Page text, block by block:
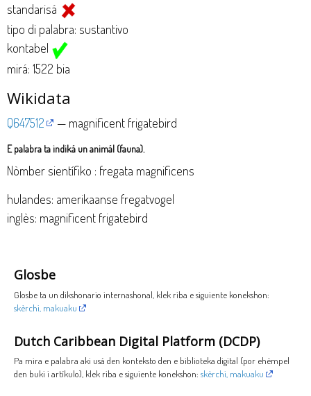
standarisá
tipo di palabra: sustantivo
kontabel
mirá: 1522 bia
Wikidata
Q647512 — magnificent frigatebird
E palabra ta indiká un animál (fauna).
Nòmber sientífiko : fregata magnificens
hulandes: amerikaanse fregatvogel
inglès: magnificent frigatebird
Glosbe
Glosbe ta un dikshonario internashonal, klek riba e siguiente konekshon:
skèrchi, makuaku
Dutch Caribbean Digital Platform (DCDP)
Pa mira e palabra aki usá den konteksto den e biblioteka digital (por ehèmpel
den buki i artíkulo), klek riba e siguiente konekshon: skèrchi, makuaku